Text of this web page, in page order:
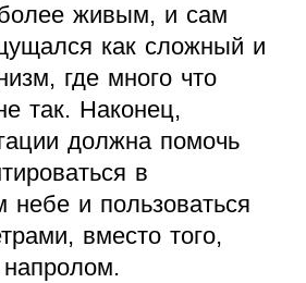
живым, и сам
как сложный и
где много что
так. Наконец,
должна помочь
в
небе и пользоваться
вместо того,